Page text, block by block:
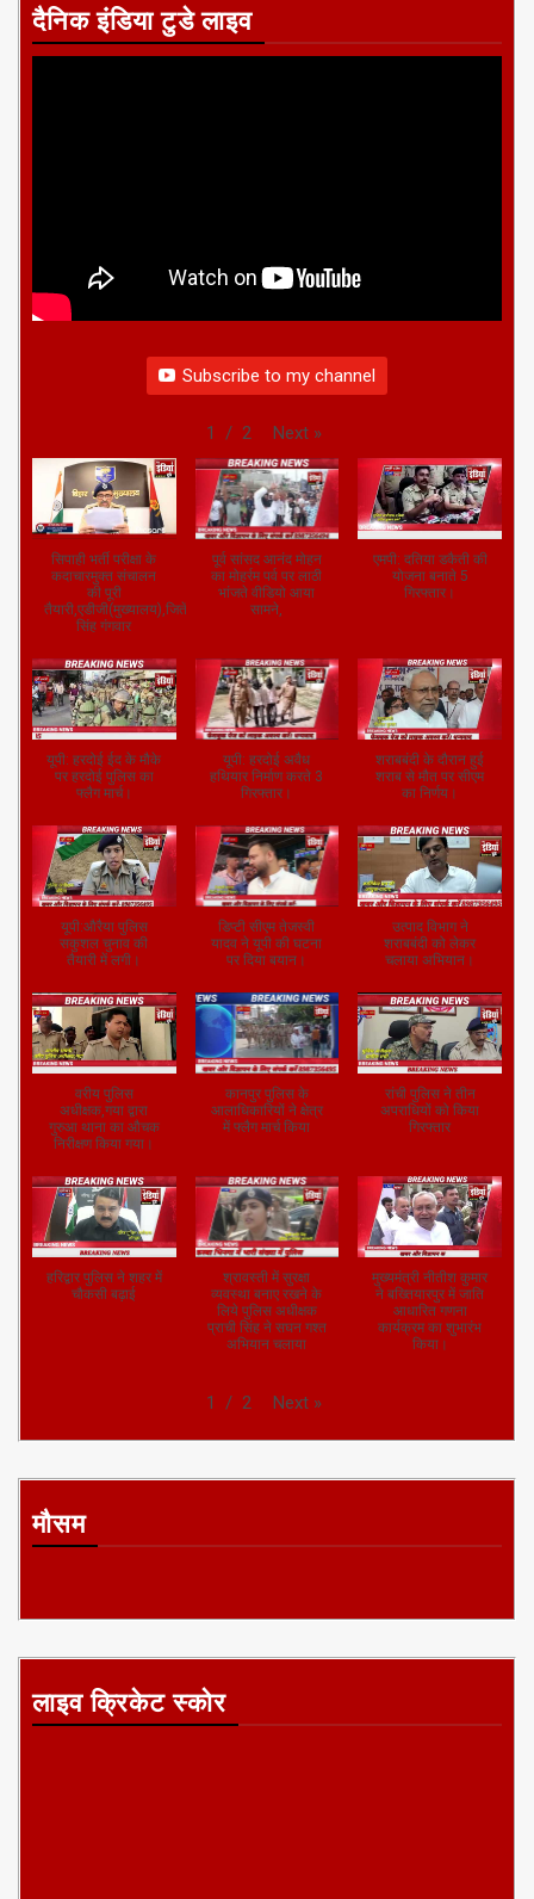
दैनिक इंडिया टुडे लाइव
Subscribe to my channel
1 / 2 Next »
सिपाही भर्ती परीक्षा के
कदाचारमुक्त संचालन
की पूरी
तैयारी,एडीजी(मुख्यालय),जितेंद्र
सिंह गंगवार
पूर्व सांसद आनंद मोहन
का मोहर्रम पर्व पर लाठी
भांजते वीडियो आया
सामने,
एमपी: दतिया डकैती की
योजना बनाते 5
गिरफ्तार।
यूपी: हरदोई ईद के मौके
पर हरदोई पुलिस का
फ्लैग मार्च।
यूपी: हरदोई अवैध
हथियार निर्माण करते 3
गिरफ्तार।
शराबबंदी के दौरान हुई
शराब से मौत पर सीएम
का निर्णय।
यूपी:औरैया पुलिस
सकुशल चुनाव की
तैयारी में लगी।
डिप्टी सीएम तेजस्वी
यादव ने यूपी की घटना
पर दिया बयान।
उत्पाद विभाग ने
शराबबंदी को लेकर
चलाया अभियान।
वरीय पुलिस
अधीक्षक,गया द्वारा
गुरुआ थाना का औचक
निरीक्षण किया गया।
कानपुर पुलिस के
आलाधिकारियों ने क्षेत्र
में फ्लैग मार्च किया
रांची पुलिस ने तीन
अपराधियों को किया
गिरफ्तार
हरिद्वार पुलिस ने शहर में
चौकसी बढ़ाई
श्रावस्ती में सुरक्षा
व्यवस्था बनाए रखने के
लिये पुलिस अधीक्षक
प्राची सिंह ने सघन गश्त
अभियान चलाया
मुख्यमंत्री नीतीश कुमार
ने बख्तियारपुर में जाति
आधारित गणना
कार्यक्रम का शुभारंभ
किया।
1 / 2 Next »
मौसम
लाइव क्रिकेट स्कोर